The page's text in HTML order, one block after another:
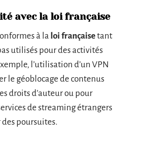
avec la loi française
à la loi françaisetant
utilisés pour des activités
l’utilisation d’un VPN
le géoblocage de contenus
droits d’auteur ou pour
de streaming étrangers
poursuites.